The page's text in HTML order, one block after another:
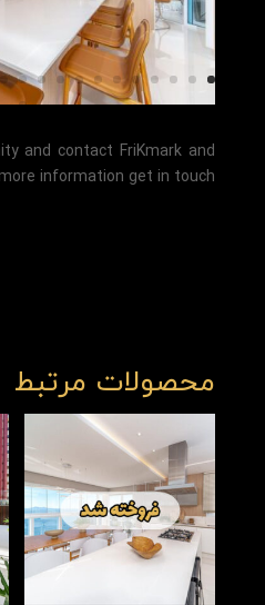
and contact FriKmark and
information get in touch
محصولات مرتبط